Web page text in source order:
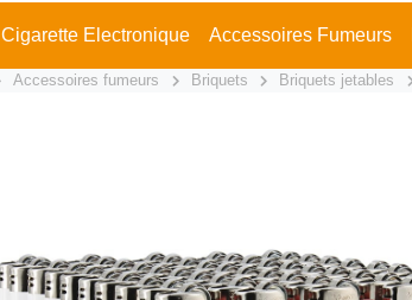
Cigarette Electronique Accessoires Fumeurs
Accessoires fumeurs Briquets Briquets jetables